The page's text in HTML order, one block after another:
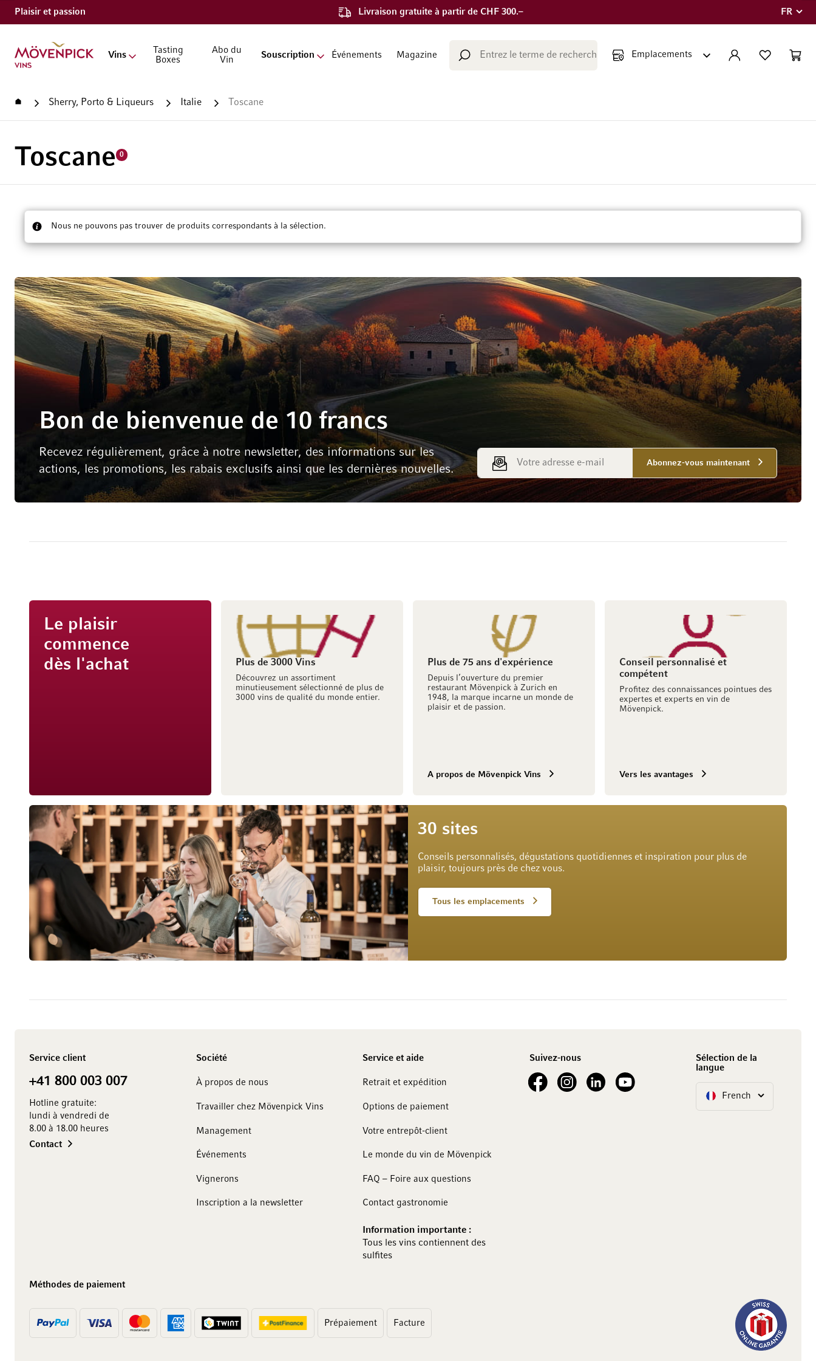
Plaisir et passion Livraison gratuite à partir de CHF 300.–
Langue
FR
Aller à la page d'accueil
Vins
Tasting
Boxes
Abo du
Vin
Souscription Événements Magazine
Chercher COMPTE LISTE
PANIER
Accueil Sherry, Porto & Liqueurs Italie Toscane
Toscane 0
Nous ne pouvons pas trouver de produits correspondants à la sélection.
Bon de bienvenue de 10 francs
Recevez régulièrement, grâce à notre newsletter, des informations sur les
actions, les promotions, les rabais exclusifs ainsi que les dernières nouvelles.
Adresse e-mail
Abonnez-vous maintenant
Le plaisir
commence
dès l'achat
Plus de 3000 Vins
Découvrez un assortiment
minutieusement sélectionné de plus de
3000 vins de qualité du monde entier.
Plus de 75 ans d'expérience
Depuis l’ouverture du premier
restaurant Mövenpick à Zurich en
1948, la marque incarne un monde de
plaisir et de passion.
A propos de Mövenpick Vins
Conseil personnalisé et
compétent
Profitez des connaissances pointues des
expertes et experts en vin de
Mövenpick.
Vers les avantages
30 sites
Conseils personnalisés, dégustations quotidiennes et inspiration pour plus de
plaisir, toujours près de chez vous.
Tous les emplacements
Service client
+41 800 003 007
Hotline gratuite:
lundi à vendredi de
8.00 à 18.00 heures
Contact
Société
À propos de nous
Travailler chez Mövenpick Vins
Management
Événements
Vignerons
Inscription a la newsletter
Service et aide
Retrait et expédition
Options de paiement
Votre entrepôt-client
Le monde du vin de Mövenpick
FAQ – Foire aux questions
Contact gastronomie
Information importante :
Tous les vins contiennent des
sulfites
Suivez-nous
See our FacebookSee our Instagram account
See our LinkedInSee our YouTube channel
Sélection de la
langue
LangueFrench
Méthodes de paiement
Prépaiement Facture
francs de réduction sur votre premier achat.
Je m’inscris